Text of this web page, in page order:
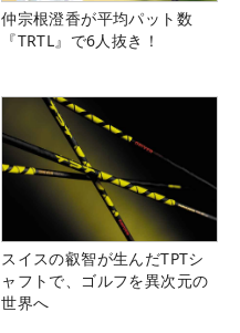
仲宗根澄香が平均パット数
『TRTL』で6人抜き！
スイスの叡智が生んだTPTシ
ャフトで、ゴルフを異次元の
世界へ